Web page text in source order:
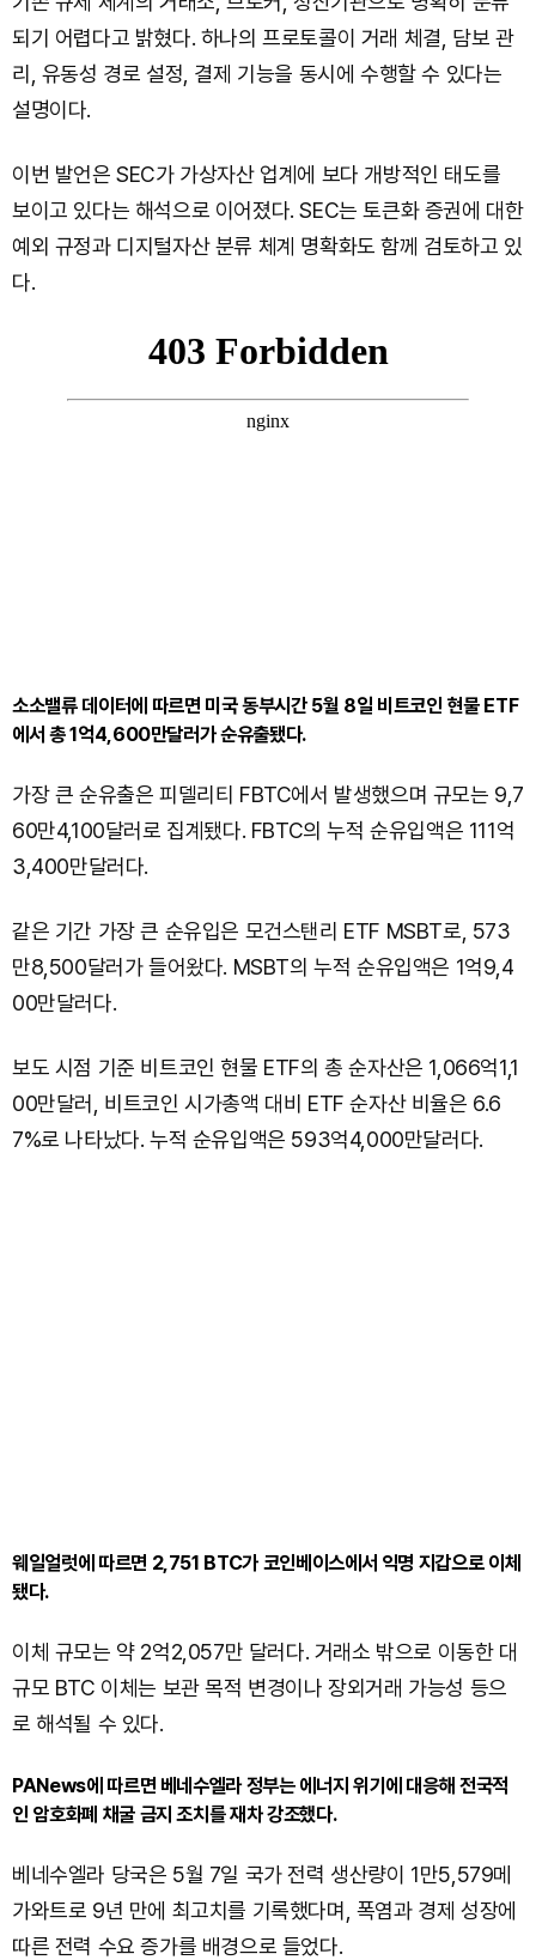
되기 어렵다고 밝혔다. 하나의 프로토콜이 거래 체결, 담보 관
리, 유동성 경로 설정, 결제 기능을 동시에 수행할 수 있다는
설명이다.
이번 발언은 SEC가 가상자산 업계에 보다 개방적인 태도를
보이고 있다는 해석으로 이어졌다. SEC는 토큰화 증권에 대한
예외 규정과 디지털자산 분류 체계 명확화도 함께 검토하고 있
다.
소소밸류 데이터에 따르면 미국 동부시간 5월 8일 비트코인 현물 ETF
에서 총 1억4,600만달러가 순유출됐다.
가장 큰 순유출은 피델리티 FBTC에서 발생했으며 규모는 9,7
60만4,100달러로 집계됐다. FBTC의 누적 순유입액은 111억
3,400만달러다.
같은 기간 가장 큰 순유입은 모건스탠리 ETF MSBT로, 573
만8,500달러가 들어왔다. MSBT의 누적 순유입액은 1억9,4
00만달러다.
보도 시점 기준 비트코인 현물 ETF의 총 순자산은 1,066억1,1
00만달러, 비트코인 시가총액 대비 ETF 순자산 비율은 6.6
7%로 나타났다. 누적 순유입액은 593억4,000만달러다.
웨일얼럿에 따르면 2,751 BTC가 코인베이스에서 익명 지갑으로 이체
됐다.
이체 규모는 약 2억2,057만 달러다. 거래소 밖으로 이동한 대
규모 BTC 이체는 보관 목적 변경이나 장외거래 가능성 등으
로 해석될 수 있다.
PANews에 따르면 베네수엘라 정부는 에너지 위기에 대응해 전국적
인 암호화폐 채굴 금지 조치를 재차 강조했다.
베네수엘라 당국은 5월 7일 국가 전력 생산량이 1만5,579메
가와트로 9년 만에 최고치를 기록했다며, 폭염과 경제 성장에
따른 전력 수요 증가를 배경으로 들었다.